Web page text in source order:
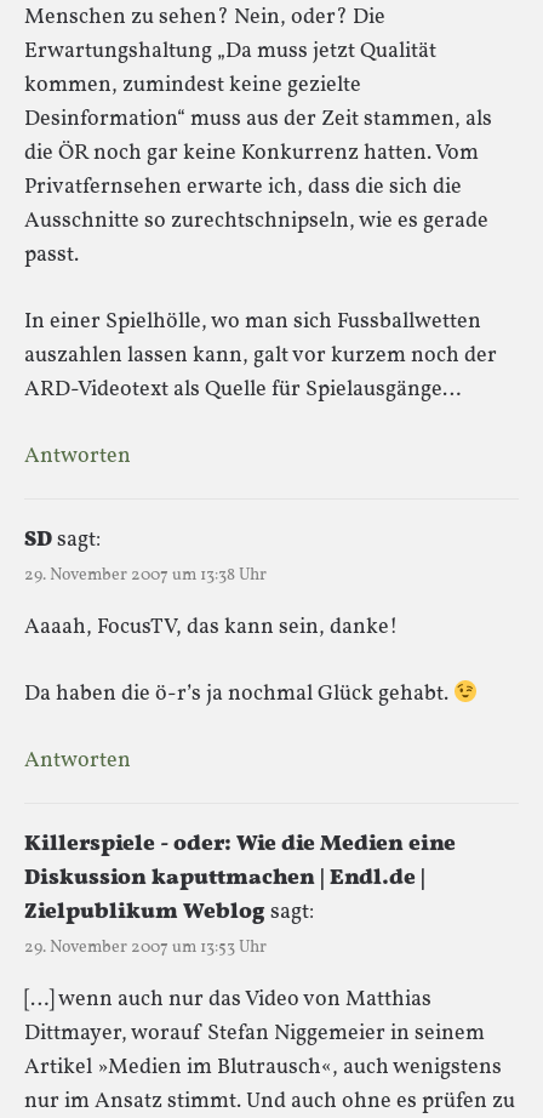
Menschen zu sehen? Nein, oder? Die
Erwartungshaltung „Da muss jetzt Qualität
kommen, zumindest keine gezielte
Desinformation“ muss aus der Zeit stammen, als
die ÖR noch gar keine Konkurrenz hatten. Vom
Privatfernsehen erwarte ich, dass die sich die
Ausschnitte so zurechtschnipseln, wie es gerade
passt.
In einer Spielhölle, wo man sich Fussballwetten
auszahlen lassen kann, galt vor kurzem noch der
ARD-Videotext als Quelle für Spielausgänge…
Antworten
SDsagt:
29. November 2007 um 13:38 Uhr
Aaaah, FocusTV, das kann sein, danke!
Da haben die ö-r’s ja nochmal Glück gehabt.
Antworten
Killerspiele - oder: Wie die Medien eine
Diskussion kaputtmachen | Endl.de |
Zielpublikum Weblogsagt:
29. November 2007 um 13:53 Uhr
[…] wenn auch nur das Video von Matthias
Dittmayer, worauf Stefan Niggemeier in seinem
Artikel »Medien im Blutrausch«, auch wenigstens
nur im Ansatz stimmt. Und auch ohne es prüfen zu